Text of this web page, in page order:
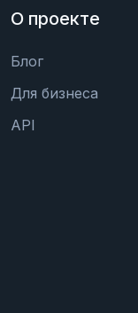
О проекте
Блог
Для бизнеса
API